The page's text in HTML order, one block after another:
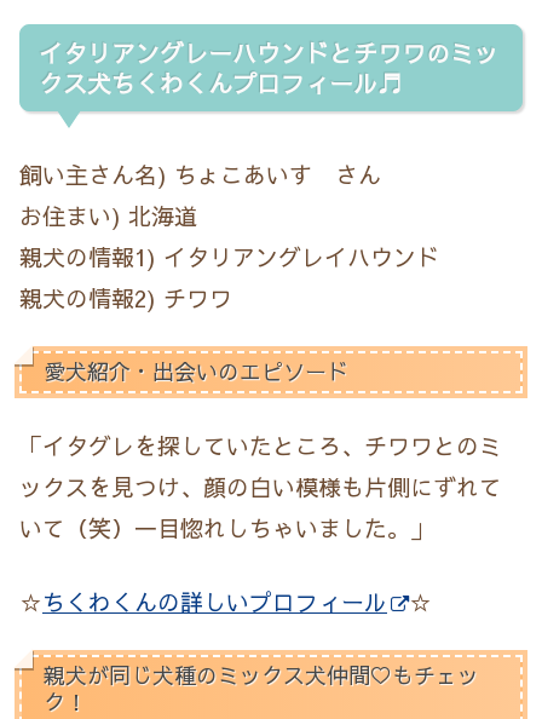
イタリアングレーハウンドとチワワのミッ
クス犬ちくわくんプロフィール♬
飼い主さん名) ちょこあいす さん
お住まい) 北海道
親犬の情報1) イタリアングレイハウンド
親犬の情報2) チワワ
愛犬紹介・出会いのエピソード
「イタグレを探していたところ、チワワとのミ
ックスを見つけ、顔の白い模様も片側にずれて
いて（笑）一目惚れしちゃいました。」
☆ちくわくんの詳しいプロフィール ☆
親犬が同じ犬種のミックス犬仲間♡もチェッ
ク！